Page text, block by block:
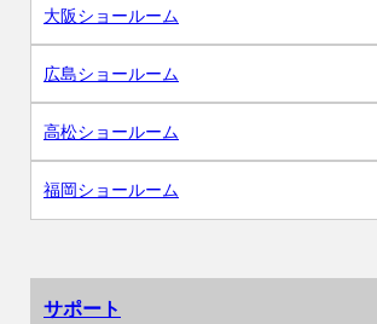
大阪ショールーム
広島ショールーム
高松ショールーム
福岡ショールーム
サポート